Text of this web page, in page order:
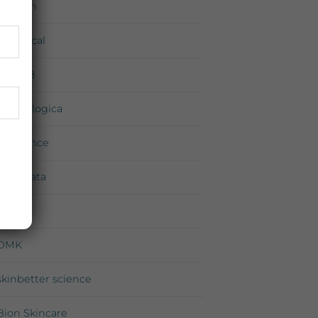
Environ
iS Clinical
Medik8
Dermalogica
Exuviance
Neostrata
science
Skincare